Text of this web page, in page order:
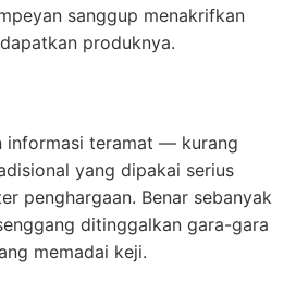
sanggup menakrifkan
produknya.
informasi teramat — kurang
yang dipakai serius
penghargaan. Benar sebanyak
ditinggalkan gara-gara
memadai keji.